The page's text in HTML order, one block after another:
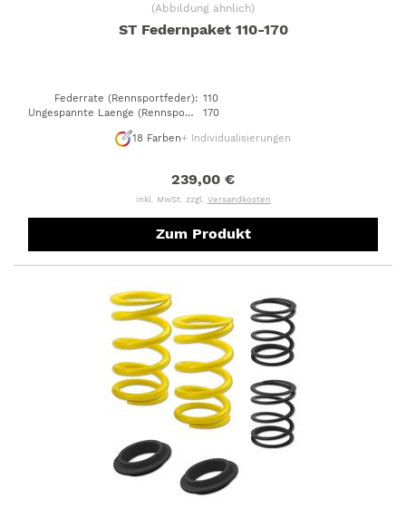
(Abbildung ähnlich)
ST Federnpaket 110-170
Federrate (Rennsportfeder): 110
Ungespannte Laenge (Rennsportfeder)
170
18 Farben+ Individualisierungen
239,00 €
inkl. MwSt. zzgl. Versandkosten
Zum Produkt